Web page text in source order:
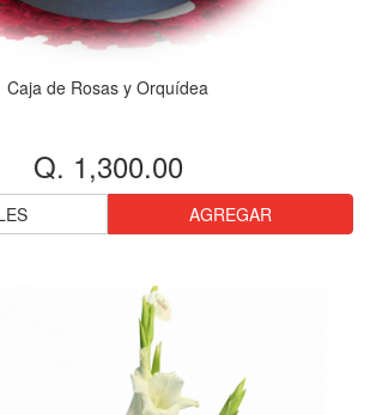
Caja de Rosas y Orquídea
Q. 1,300.00
AGREGAR